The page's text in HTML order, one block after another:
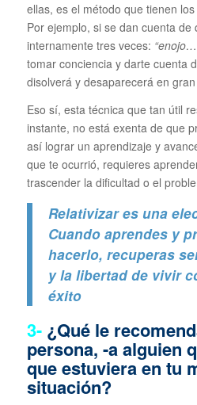
ellas, es el método que tienen
Por ejemplo, si se dan cuenta
internamente tres veces:
tomar conciencia y darte cuenta
disolverá y desaparecerá en
Eso sí, esta técnica que tan útil
instante, no está exenta de que
así lograr un aprendizaje y
que te ocurrió, requieres
trascender la dificultad o el
Relativizar es una
Cuando aprendes y
hacerlo, recuperas
y la libertad de vivir
éxito
3- ¿Qué le
persona, -a alguien
que estuviera en tu
situación?